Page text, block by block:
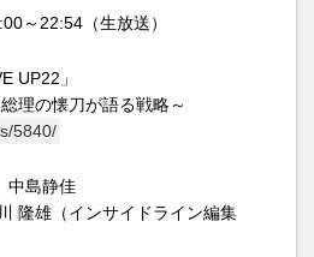
～22:54（生放送）
UP22」
理の懐刀が語る戦略～
5840/
中島静佳
隆雄（インサイドライン編集